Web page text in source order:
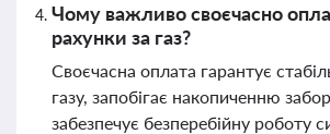
Чому важливо своєчасно
рахунки за газ?
Своєчасна оплата гарантує
газу, запобігає накопиченню
забезпечує безперебійну роботу